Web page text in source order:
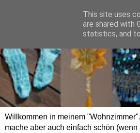
Willkommen in meinem
mache aber auch einfach schön
This site uses
are shared with
statistics, and